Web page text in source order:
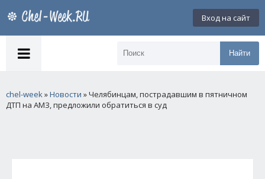
Вход на сайт
Найти
chel-week»Новости » Челябинцам, пострадавшим в пятничном
ДТП на АМЗ, предложили обратиться в суд